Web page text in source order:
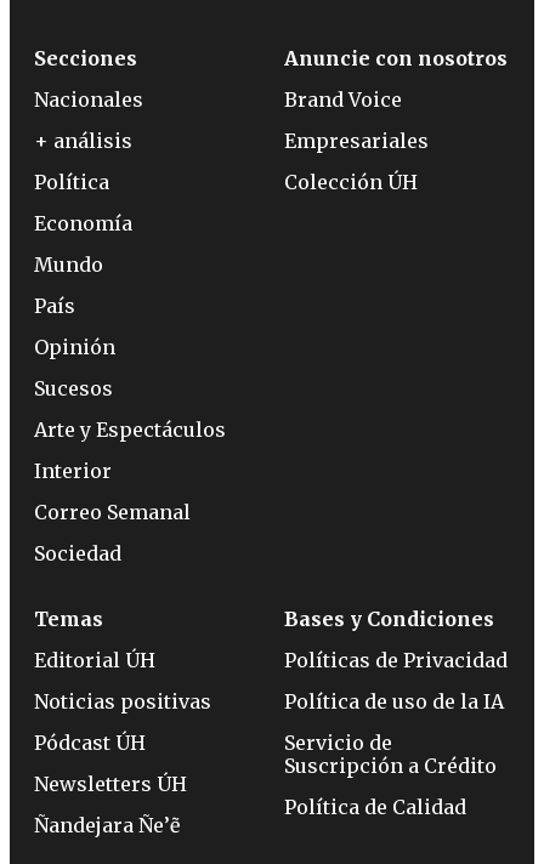
Secciones
Nacionales
+ análisis
Política
Economía
Mundo
País
Opinión
Sucesos
Arte y Espectáculos
Interior
Correo Semanal
Sociedad
Anuncie con nosotros
Brand Voice
Empresariales
Colección ÚH
Temas
Editorial ÚH
Noticias positivas
Pódcast ÚH
Newsletters ÚH
Ñandejara Ñe’ẽ
Bases y Condiciones
Políticas de Privacidad
Política de uso de la IA
Servicio de
Suscripción a Crédito
Política de Calidad